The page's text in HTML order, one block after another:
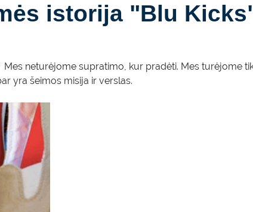
istorija "Blu
neturėjome supratimo, kur pradėti. Mes turėjome
yra šeimos misija ir verslas.